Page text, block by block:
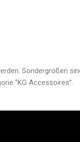
Sondergrößen
“KG Accessoires”.